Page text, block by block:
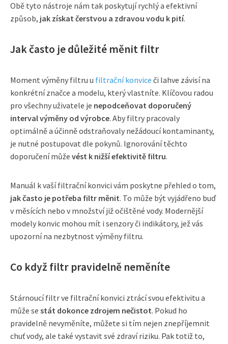
Obě tyto nástroje nám tak poskytují rychlý a efektivní
způsob, jak získat čerstvou a zdravou vodu k pití.
Jak často je důležité měnit filtr
Moment výměny filtru u filtrační konvice či lahve závisí na
konkrétní značce a modelu, který vlastníte. Klíčovou radou
pro všechny uživatele je nepodceňovat doporučený
interval výměny od výrobce. Aby filtry pracovaly
optimálně a účinně odstraňovaly nežádoucí kontaminanty,
je nutné postupovat dle pokynů. Ignorování těchto
doporučení může vést k nižší efektivitě filtru.
Manuál k vaší filtrační konvici vám poskytne přehled o tom,
jak často je potřeba filtr měnit. To může být vyjádřeno buď
v měsících nebo v množství již očištěné vody. Modernější
modely konvic mohou mít i senzory či indikátory, jež vás
upozorní na nezbytnost výměny filtru.
Co když filtr pravidelně neměníte
Stárnoucí filtr ve filtrační konvici ztrácí svou efektivitu a
může se stát dokonce zdrojem nečistot. Pokud ho
pravidelně nevyměníte, můžete si tím nejen znepříjemnit
chuť vody, ale také vystavit své zdraví riziku. Pak totiž to,